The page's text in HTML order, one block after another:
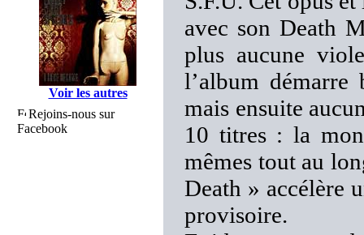
Voir les autres
Rejoins-nous sur
Facebook
avec son Death
plus aucune
l’album
mais ensuite
10 titres : la
mêmes tout au
Death » accélère
provisoire.